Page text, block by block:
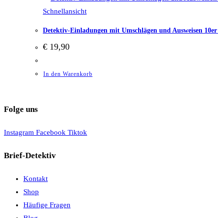
Schnellansicht
Detektiv-Einladungen mit Umschlägen und Ausweisen
€ 19,90
In den Warenkorb
Folge uns
Instagram Facebook Tiktok
Brief-Detektiv
Kontakt
Shop
Häufige Fragen